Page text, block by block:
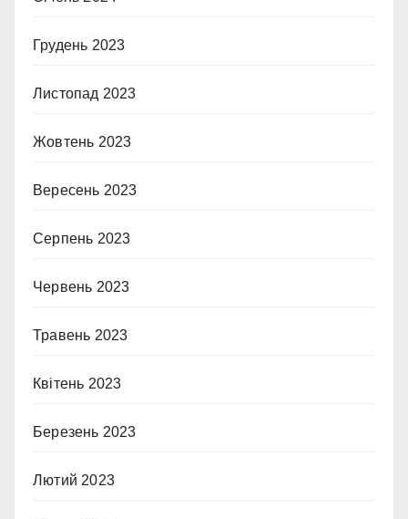
Грудень 2023
Листопад 2023
Жовтень 2023
Вересень 2023
Серпень 2023
Червень 2023
Травень 2023
Квітень 2023
Березень 2023
Лютий 2023